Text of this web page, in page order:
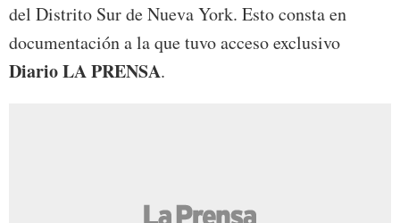
del Distrito Sur de Nueva York. Esto consta en
documentación a la que tuvo acceso exclusivo
Diario LA PRENSA.